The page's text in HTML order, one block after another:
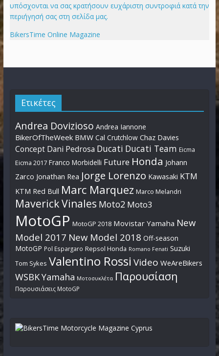
υπόσχονται να σας κρατήσουν ευχάριστη συντροφιά κατά την
περιήγησή σας στη σελίδα μας.
BikersTime Online Magazine
Ετικέτες
Andrea Dovizioso Andrea Iannone
BikerOfTheWeek BMW Cal Crutchlow Chaz Davies
Concept Dani Pedrosa Ducati Ducati Team Eicma
Eicma 2017 Franco Morbidelli Future Honda Johann
Zarco Jonathan Rea Jorge Lorenzo Kawasaki KTM
KTM Red Bull Marc Marquez Marco Melandri
Maverick Vinales Moto2 Moto3
MotoGP MotoGP 2018 Movistar Yamaha New
Model 2017 New Model 2018 Off-season
MotoGP Pol Espargaro Repsol Honda Romano Fenati Suzuki
Tom Sykes Valentino Rossi Video WeAreBikers
WSBKYamaha Μοτοσυκλέτα Παρουσίαση
Παρουσιάσεις MotoGP